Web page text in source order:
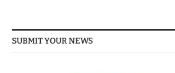
SUBMIT YOUR NEWS